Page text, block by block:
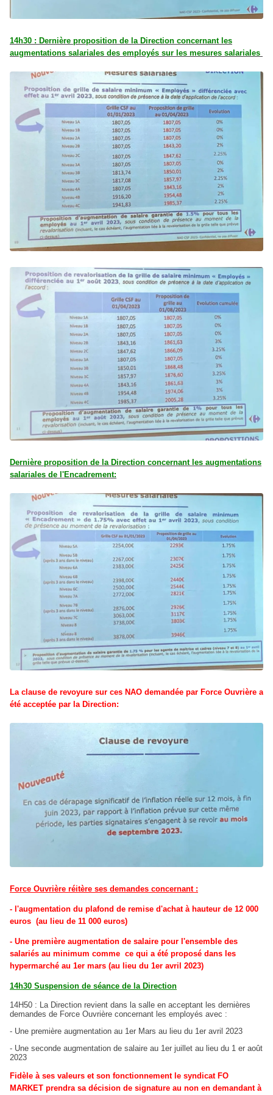
14h30 : Dernière proposition de la Direction concernant les
augmentations salariales des employés sur les mesures salariales
Dernière proposition de la Direction concernant les augmentations
salariales de l'Encadrement:
La clause de revoyure sur ces NAO demandée par Force Ouvrière a
été acceptée par la Direction:
Force Ouvrière réitère ses demandes concernant :
- l'augmentation du plafond de remise d'achat à hauteur de 12 000
euros (au lieu de 11 000 euros)
- Une première augmentation de salaire pour l'ensemble des
salariés au minimum comme ce qui a été proposé dans les
hypermarché au 1er mars (au lieu du 1er avril 2023)
14h30 Suspension de séance de la Direction
14H50 : La Direction revient dans la salle en acceptant les dernières
demandes de Force Ouvrière concernant les employés avec :
- Une première augmentation au 1er Mars au lieu du 1er avril 2023
- Une seconde augmentation de salaire au 1er juillet au lieu du 1 er août
2023
Fidèle à ses valeurs et son fonctionnement le syndicat FO
MARKET prendra sa décision de signature au non en demandant à